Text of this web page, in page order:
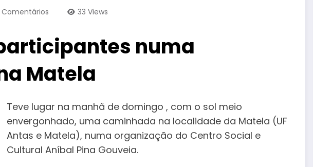
Comentários 33 Views
numa
Matela
Teve lugar na manhã de domingo , com o sol meio
envergonhado, uma caminhada na localidade da Matela (UF
Antas e Matela), numa organização do Centro Social e
Cultural Aníbal Pina Gouveia.